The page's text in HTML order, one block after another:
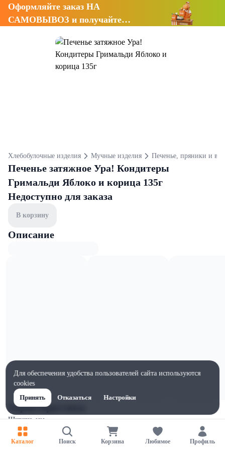
Оформляйте заказ НА
САМОВЫВОЗ и получайте
Хлебобулочные изделия Мучные изделия Печенье, пряники и
Печенье затяжное Ура! Кондитеры
Гримальди Яблоко и корица 135г
Недоступно для заказа
В корзину
Описание
Характеристики
Ширина, мм
Высота, мм
Каталог Поиск Корзина Любимое Профиль
Для обеспечения удобства пользователей сайта используются
cookies
Принять
Отказаться Настройки